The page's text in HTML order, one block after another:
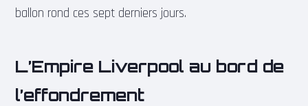
ballon rond ces sept derniers jours.
L’Empire Liverpool au bord de
l’effondrement